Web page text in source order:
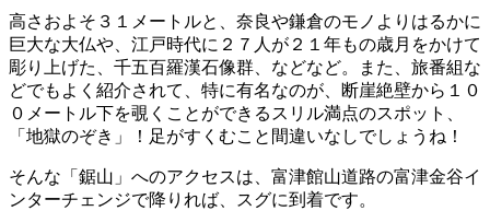
高さおよそ３１メートルと、奈良や鎌倉のモノよりはるかに
巨大な大仏や、江戸時代に２７人が２１年もの歳月をかけて
彫り上げた、千五百羅漢石像群、などなど。また、旅番組な
どでもよく紹介されて、特に有名なのが、断崖絶壁から１０
０メートル下を覗くことができるスリル満点のスポット、
「地獄のぞき」！足がすくむこと間違いなしでしょうね！
そんな「鋸山」へのアクセスは、富津館山道路の富津金谷イ
ンターチェンジで降りれば、スグに到着です。